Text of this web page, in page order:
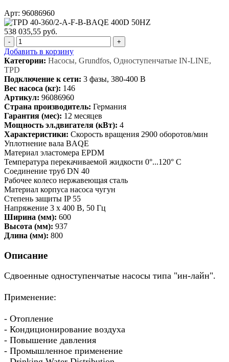
Арт: 96086960
538 035,55 руб.
- +
Добавить в корзину
Категории: Насосы, Grundfos, Одноступенчатые IN-LINE,
TPD
Подключение к сети: 3 фазы, 380-400 В
Вес насоса (кг): 146
Артикул: 96086960
Страна производитель: Германия
Гарантия (мес): 12 месяцев
Мощность эл.двигателя (кВт): 4
Характеристики: Скорость вращения 2900 оборотов/мин
Уплотнение вала BAQE
Материал эластомера EPDM
Температура перекачиваемой жидкости 0°...120° C
Соединение труб DN 40
Рабочее колесо нержавеющая сталь
Материал корпуса насоса чугун
Степень защиты IP 55
Напряжение 3 x 400 В, 50 Гц
Ширина (мм): 600
Высота (мм): 937
Длина (мм): 800
Описание
Сдвоенные одноступенчатые насосы типа "ин-лайн".
Применение:
- Отопление
- Кондиционирование воздуха
- Повышение давления
- Промышленное применение